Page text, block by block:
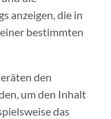
anzeigen, die in
bestimmten
den
um den Inhalt
das